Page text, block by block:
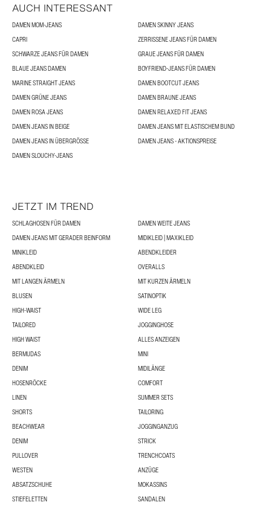
AUCH INTERESSANT
DAMEN MOM-JEANS
DAMEN SKINNY JEANS
CAPRI
ZERRISSENE JEANS FÜR DAMEN
SCHWARZE JEANS FÜR DAMEN
GRAUE JEANS FÜR DAMEN
BLAUE JEANS DAMEN
BOYFRIEND-JEANS FÜR DAMEN
MARINE STRAIGHT JEANS
DAMEN BOOTCUT JEANS
DAMEN GRÜNE JEANS
DAMEN BRAUNE JEANS
DAMEN ROSA JEANS
DAMEN RELAXED FIT JEANS
DAMEN JEANS IN BEIGE
DAMEN JEANS MIT ELASTISCHEM BUND
DAMEN JEANS IN ÜBERGRÖSSE
DAMEN JEANS - AKTIONSPREISE
DAMEN SLOUCHY-JEANS
JETZT IM TREND
SCHLAGHOSEN FÜR DAMEN
DAMEN WEITE JEANS
DAMEN JEANS MIT GERADER BEINFORM
MIDIKLEID | MAXIKLEID
MINIKLEID
ABENDKLEIDER
ABENDKLEID
OVERALLS
MIT LANGEN ÄRMELN
MIT KURZEN ÄRMELN
BLUSEN
SATINOPTIK
HIGH-WAIST
WIDE LEG
TAILORED
JOGGINGHOSE
HIGH WAIST
ALLES ANZEIGEN
BERMUDAS
MINI
DENIM
MIDILÄNGE
HOSENRÖCKE
COMFORT
LINEN
SUMMER SETS
SHORTS
TAILORING
BEACHWEAR
JOGGINGANZUG
DENIM
STRICK
PULLOVER
TRENCHCOATS
WESTEN
ANZÜGE
ABSATZSCHUHE
MOKASSINS
STIEFELETTEN
SANDALEN